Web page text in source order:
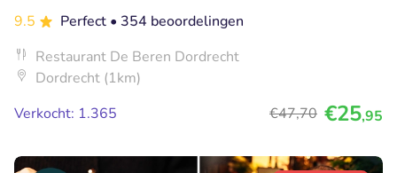
9.5
Perfect • 354 beoordelingen
Restaurant De Beren Dordrecht
Dordrecht (1km)
Verkocht: 1.365
€47,70 €25,95